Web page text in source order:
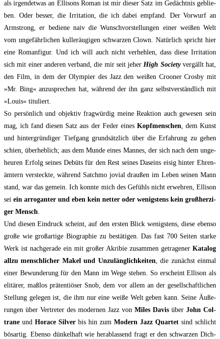
als irgend­et­was an Elli­sons Roman ist mir die­ser Satz im Gedächt­nis geblie­
ben. Oder bes­ser, die Irri­ta­ti­on, die ich dabei emp­fand. Der Vor­wurf an
Arm­strong, er bedie­ne naiv die Wunsch­vor­stel­lun­gen einer wei­ßen Welt
vom unge­fähr­li­chen kul­ler­äu­gi­gen schwar­zen Clown. Natür­lich spricht hier
eine Roman­fi­gur. Und ich will auch nicht ver­heh­len, dass die­se Irri­ta­ti­on
sich mit einer ande­ren ver­band, die mir seit jeherHigh Socie­tyver­gällt hat,
den Film, in dem der Olym­pi­er des Jazz den wei­ßen Croo­ner Crosby mit
»Mr. Bing« anzu­spre­chen hat, wäh­rend der ihn ganz selbst­ver­ständ­lich mit
»Lou­is« tituliert.
So per­sön­lich und objek­tiv frag­wür­dig mei­ne Reak­ti­on auch gewe­sen sein
mag, ich fand die­sen Satz aus der Feder eines Kopf­men­schen, dem Kunst
und hin­ter­grün­di­ger Tief­gang grund­sätz­lich über die Erfah­rung zu gehen
schien, über­heb­lich; aus dem Mun­de eines Man­nes, der sich nach dem unge­
heu­ren Erfolg sei­nes Debüts für den Rest sei­nes Daseins eisig hin­ter Ehren­
äm­tern ver­steck­te, wäh­rend Satch­mo jovi­al drau­ßen im Leben sei­nen Mann
stand, war das gemein. Ich konn­te mich des Gefühls nicht erweh­ren, Elli­son
sei ein arro­gan­ter und eben kein net­ter oder wenigs­tens kein groß­her­zi­
ger Mensch.
Und die­sen Ein­druck scheint, auf den ers­ten Blick wenigs­tens, die­se eben­so
gro­ße wie groß­ar­ti­ge Bio­gra­phie zu bestä­ti­gen. Das fast 700 Sei­ten star­ke
Werk ist nach­ge­ra­de ein mit gro­ßer Akri­bie zusam­men getra­ge­ner Kata­log
all­zu mensch­li­cher Makel und Unzu­läng­lich­kei­ten, die zunächst ein­mal
einer Bewun­de­rung für den Mann im Wege ste­hen. So erscheint Elli­son als
eli­tä­rer, maß­los prä­ten­tiö­ser Snob, dem vor allem an der gesell­schaft­li­chen
Stel­lung gele­gen ist, die ihm nur eine wei­ße Welt geben kann. Sei­ne Äuße­
run­gen über Ver­tre­ter des moder­nen Jazz von Miles Davis über John Col­
tra­ne und Hor­ace Sil­ver bis hin zum Modern Jazz Quar­tet sind schlicht
bös­ar­tig. Eben­so dün­kel­haft wie her­ab­las­send fragt er den schwar­zen Dich­